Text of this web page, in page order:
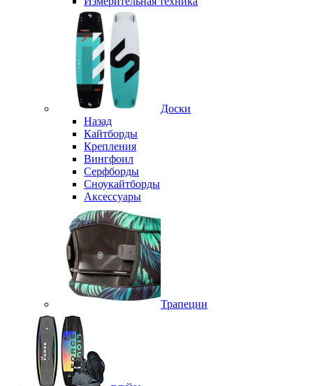
Доски
Назад
Кайтборды
Крепления
Вингфоил
Серфборды
Сноукайтборды
Аксессуары
Трапеции